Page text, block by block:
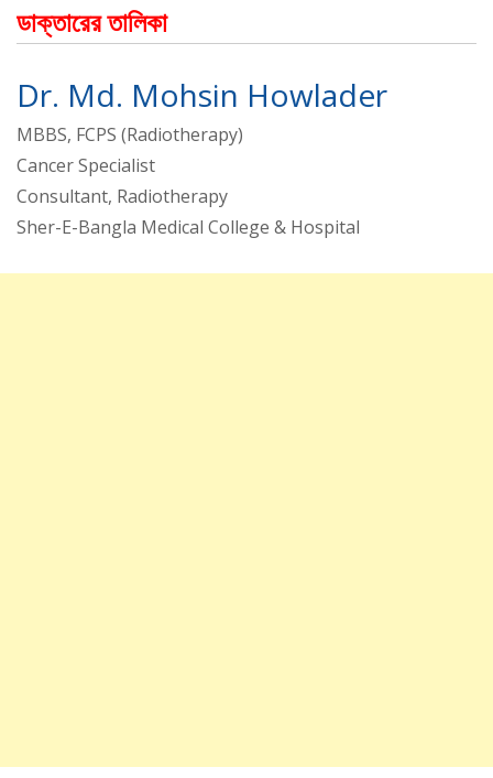
ডাক্তারের তালিকা
Dr. Md. Mohsin Howlader
MBBS, FCPS (Radiotherapy)
Cancer Specialist
Consultant, Radiotherapy
Sher-E-Bangla Medical College & Hospital